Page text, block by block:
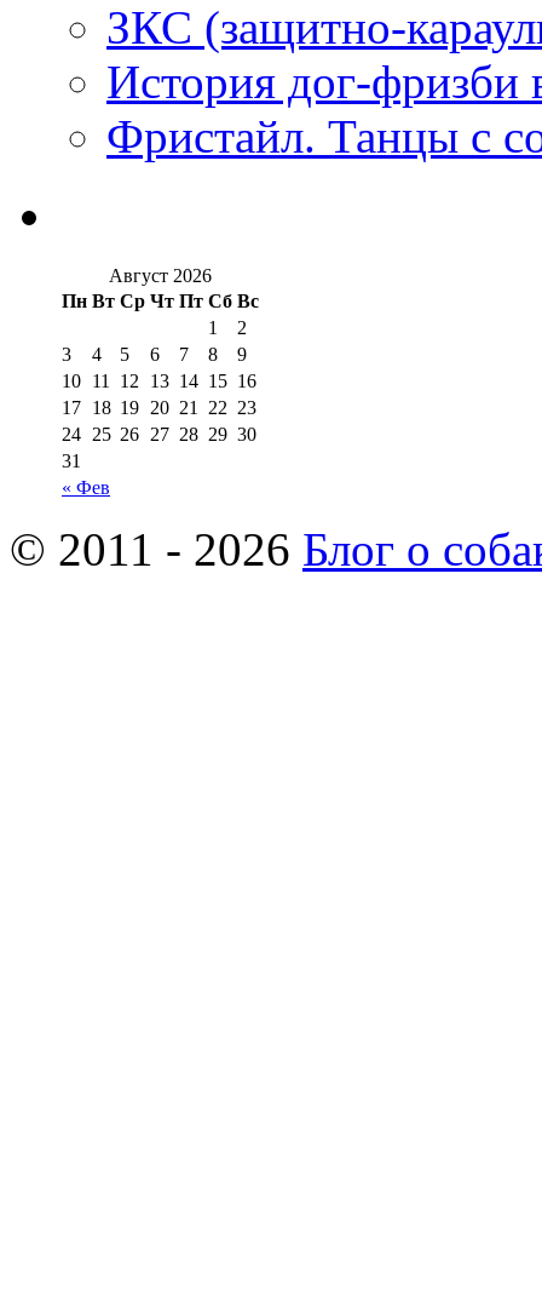
ЗКС (защитно-
История дог-фризби
Фристайл. Танцы с
Август 2026
Пн Вт Ср Чт Пт Сб Вс
« Фев
1
2
3
4 5 6 7 8
9
10 11 12 13 14 15 16
17 18 19 20 21 22 23
24 25 26 27 28 29 30
31
© 2011 - 2026 Блог о